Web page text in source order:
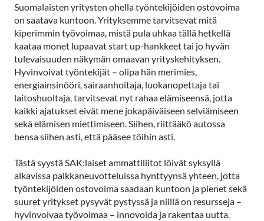
Suomalaisten yritysten ohella työntekijöiden ostovoima
on saatava kuntoon. Yrityksemme tarvitsevat mitä
kiperimmin työvoimaa, mistä pula uhkaa tällä hetkellä
kaataa monet lupaavat start up-hankkeet tai jo hyvän
tulevaisuuden näkymän omaavan yrityskehityksen.
Hyvinvoivat työntekijät – olipa hän merimies,
energiainsinööri, sairaanhoitaja, luokanopettaja tai
laitoshuoltaja, tarvitsevat nyt rahaa elämiseensä, jotta
kaikki ajatukset eivät mene jokapäiväiseen selviämiseen
sekä elämisen miettimiseen. Siihen, riittääkö autossa
bensa siihen asti, että pääsee töihin asti.
Tästä syystä SAK:laiset ammattiliitot löivät syksyllä
alkavissa palkkaneuvotteluissa hynttyynsä yhteen, jotta
työntekijöiden ostovoima saadaan kuntoon ja pienet sekä
suuret yritykset pysyvät pystyssä ja niillä on resursseja –
hyvinvoivaa työvoimaa – innovoida ja rakentaa uutta.